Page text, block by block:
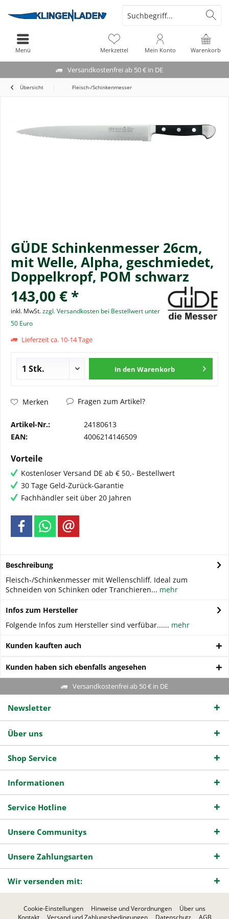
Versandkostenfrei ab 50 € in DE
Warenkorb
Merkzettel Mein Konto
Menü
Übersicht Fleisch-/Schinkenmesser
GÜDE Schinkenmesser 26cm,
mit Welle, Alpha, geschmiedet,
Doppelkropf, POM schwarz
143,00 € *
inkl. MwSt.zzgl. Versandkosten bei Bestellwert unter
50 Euro
Lieferzeit ca. 10-14 Tage
In den Warenkorb
Merken Fragen zum Artikel?
Artikel-Nr.:
24180613
EAN:
4006214146509
Vorteile
Kostenloser Versand DE ab € 50,- Bestellwert
30 Tage Geld-Zurück-Garantie
Fachhändler seit über 20 Jahren
Beschreibung
Fleisch-/Schinkenmesser mit Wellenschliff. Ideal zum
Schneiden von Schinken oder Tranchieren... mehr
Infos zum Hersteller
Folgende Infos zum Hersteller sind verfübar...... mehr
Kunden kauften auch
Kunden haben sich ebenfalls angesehen
Versandkostenfrei ab 50 € in DE
Newsletter
Über uns
Shop Service
Informationen
Service Hotline
Unsere Communitys
Unsere Zahlungsarten
Wir versenden mit:
Cookie-Einstellungen Hinweise und Verordnungen
Über uns